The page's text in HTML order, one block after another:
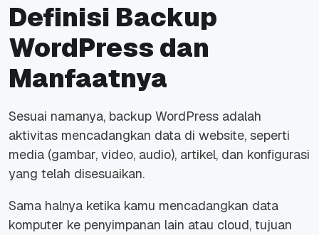
Definisi Backup
WordPress dan
Manfaatnya
Sesuai namanya, backup WordPress adalah
aktivitas mencadangkan data di website, seperti
media (gambar, video, audio), artikel, dan konfigurasi
yang telah disesuaikan.
Sama halnya ketika kamu mencadangkan data
komputer ke penyimpanan lain atau cloud, tujuan